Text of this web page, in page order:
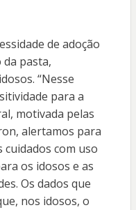
de adoção
da pasta,
“Nesse
para a
motivada pelas
alertamos para
com uso
os idosos e as
Os dados que
nos idosos, o